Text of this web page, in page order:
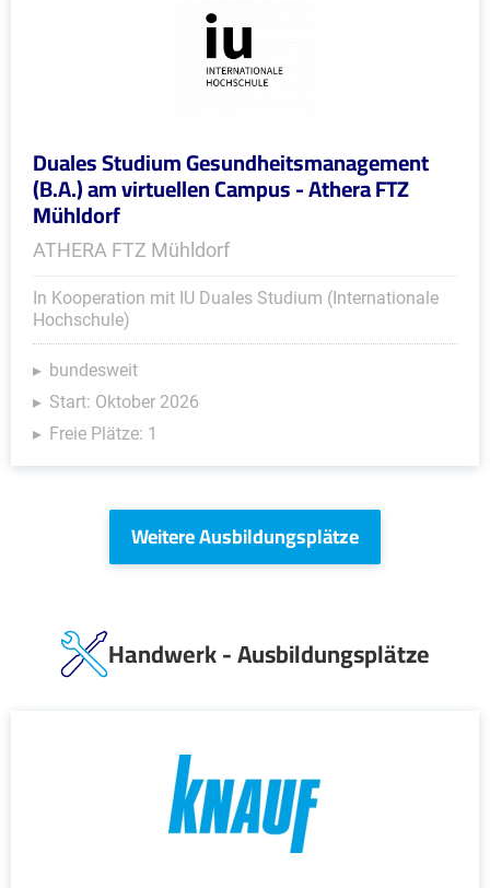
Duales Studium Gesundheitsmanagement
(B.A.) am virtuellen Campus - Athera FTZ
Mühldorf
ATHERA FTZ Mühldorf
In Kooperation mit IU Duales Studium (Internationale
Hochschule)
bundesweit
Start: Oktober 2026
Freie Plätze: 1
Weitere Ausbildungsplätze
Handwerk - Ausbildungsplätze